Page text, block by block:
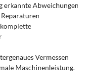
erkannte Abweichungen
Vermessen
Maschinenleistung.